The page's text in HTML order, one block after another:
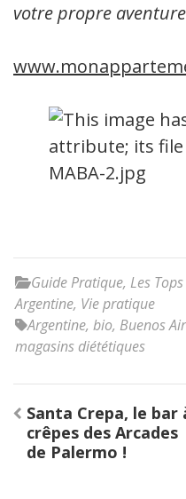
votre propre
Guide Pratique, Les
Argentine, Vie pratique
Argentine, bio, Buenos
magasins diététiques
Post
navigation
Santa Crepa, le bar
crêpes des Arcades
de Palermo !